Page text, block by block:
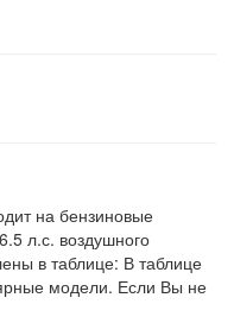
на бензиновые
л.с. воздушного
в таблице: В таблице
модели. Если Вы не